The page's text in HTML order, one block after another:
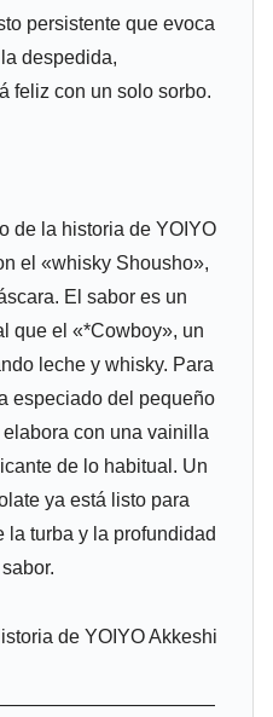
persistente que evoca
despedida,
feliz con un solo sorbo.
de la historia de YOIYO
el «whisky Shousho»,
El sabor es un
que el «*Cowboy», un
leche y whisky. Para
especiado del pequeño
con una vainilla
de lo habitual. Un
ya está listo para
turba y la profundidad
de YOIYO Akkeshi